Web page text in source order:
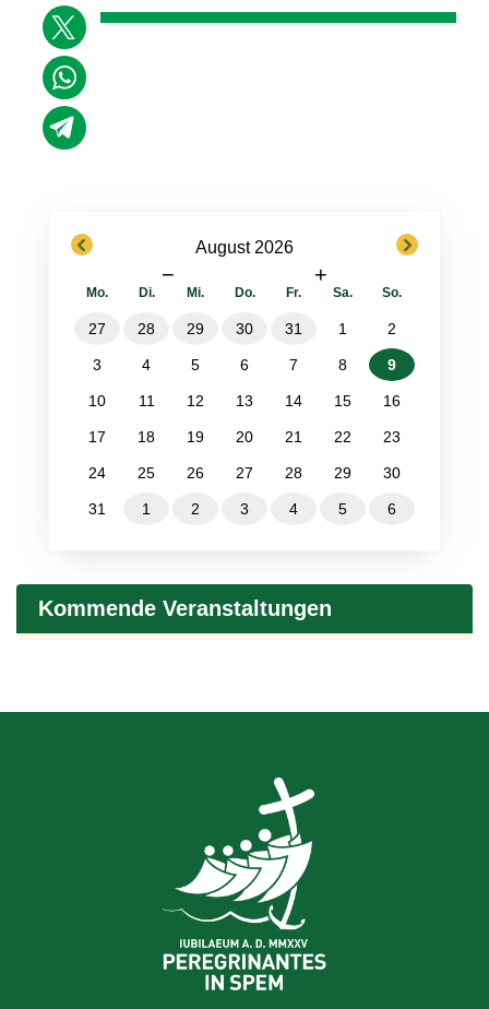
previous August 2026
− +
next
Mo. Di. Mi. Do. Fr. Sa. So.
27 28 29 30 31 1 2
3 4 5 6 7 8 9
10 11 12 13 14 15 16
17 18 19 20 21 22 23
24 25 26 27 28 29 30
31 1 2 3 4 5 6
Kommende Veranstaltungen